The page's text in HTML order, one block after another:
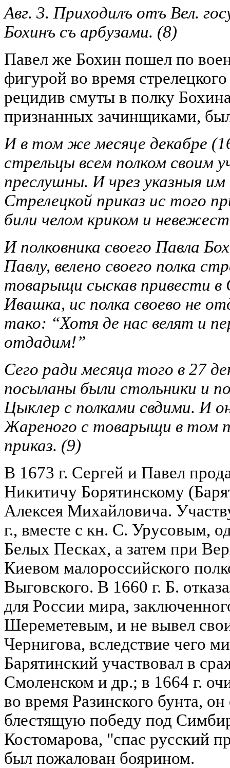
Авг. 3. Приходилъ отъ Вел.
Бохинъ съ арбузами. (8)
Павел же Бохин пошел по
фигурой во время
рецидив смуты в полку
признанных зачинщиками,
И в том же месяце декабре
стрельцы всем полком своим
преслушны. И чрез указныя
Стрелецкой приказ ис того
били челом криком и
И полковника своего Павла
Павлу, велено своего полка
товарыщи сыскав привести в
Ивашка, ис полка своево не
тако: “Хотя де нас велят и
отдадим!”
Сего ради месяца того в 27
посыланы были стольники и
Цыклер с полками свдими. И
Жареного с товарыщи в том
приказ. (9)
В 1673 г. Сергей и Павел
Никитичу Борятинскому
Алексея Михайловича.
г., вместе с кн. С. Урусовым,
Белых Песках, а затем при
Киевом малороссийского
Выговского. В 1660 г. Б.
для России мира,
Шереметевым, и не вывел
Чернигова, вследствие чего
Барятинский участвовал в
Смоленском и др.; в 1664 г.
во время Разинского бунта,
блестящую победу под
Костомарова, "спас русский
был пожалован боярином.